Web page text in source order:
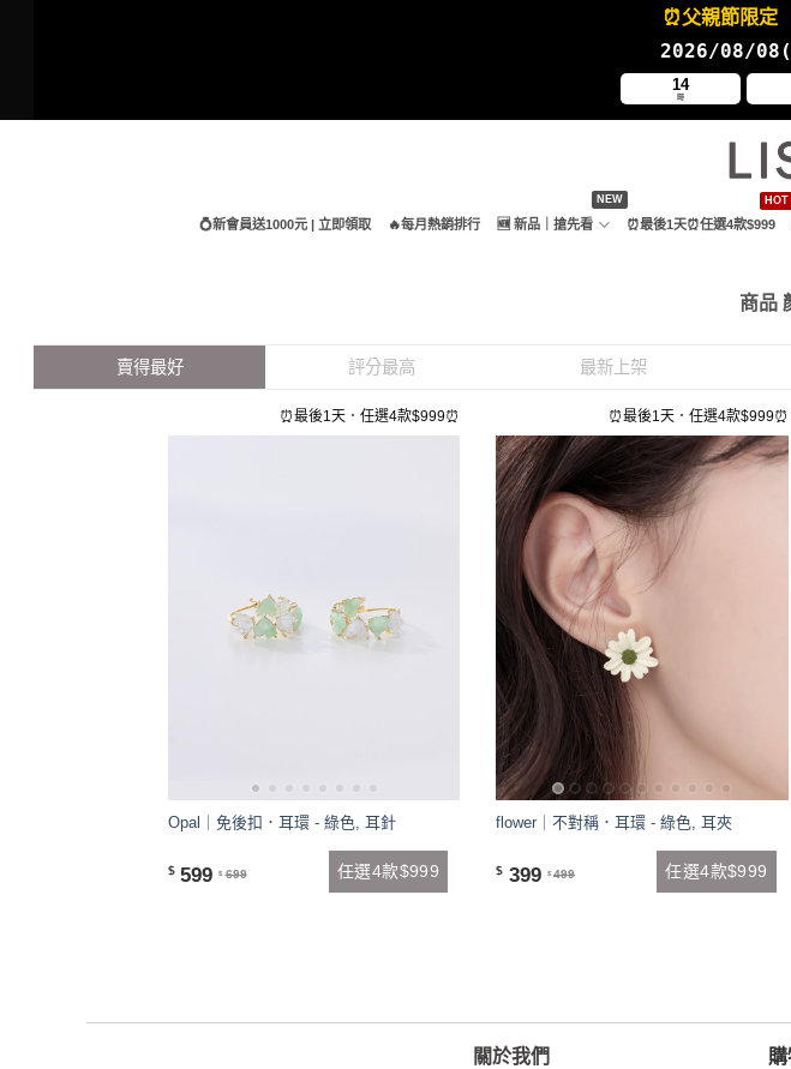
⏰父親節限定
2026/08/08(
14
時
💍新會員送1000元 | 立即領取 🔥每月熱銷排行 🆕 新品｜搶先看 ⏰最後1天⏰任選4款$999
商品
賣得最好 評分最高 最新上架
⏰最後1天．任選4款$999⏰
Opal｜免後扣．耳環 - 綠色, 耳針
$ 599 $ 699 任選4款$999
⏰最後1天．任選4款$999⏰
flower｜不對稱．耳環 - 綠色, 耳夾
$ 399 $ 499 任選4款$999
關於我們